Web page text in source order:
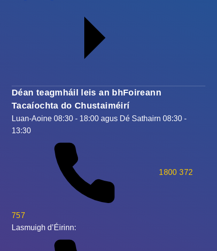
Déan teagmháil leis an bhFoireann
Tacaíochta do Chustaiméirí
Luan-Aoine 08:30 - 18:00 agus Dé Sathairn 08:30 -
13:30
1800 372
757
Lasmuigh d’Éirinn: